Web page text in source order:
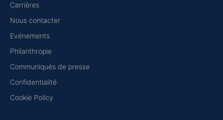
Carrières
Nous contacter
Evénements
Philanthropie
Communiqués de presse
Confidentialité
Cookie Policy